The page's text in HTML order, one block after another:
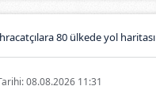
80 ülkede yol haritası
08.08.2026 11:31